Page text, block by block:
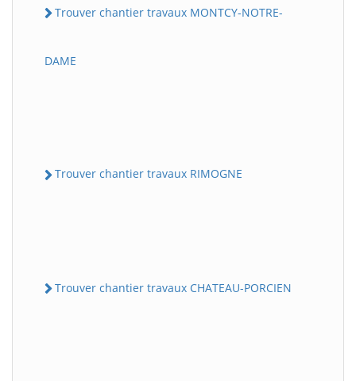
Trouver chantier travaux MONTCY-NOTRE-
DAME
Trouver chantier travaux RIMOGNE
Trouver chantier travaux CHATEAU-PORCIEN